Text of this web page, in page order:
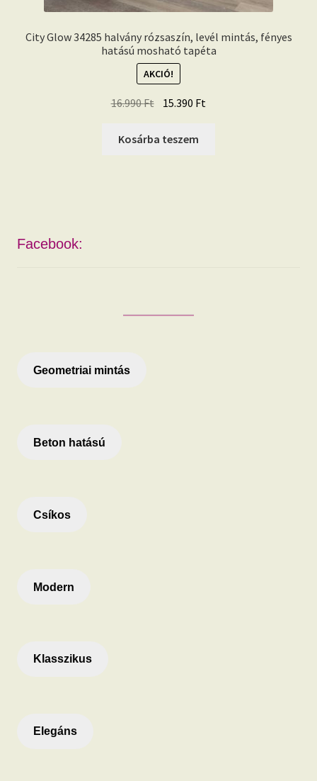
City Glow 34285 halvány rózsaszín, levél mintás, fényes
hatású mosható tapéta
AKCIÓ!
16.990Ft Original
was:
15.390 Ft
Kosárba teszem
Facebook:
Geometriai mintás
Beton hatású
Csíkos
Modern
Klasszikus
Elegáns